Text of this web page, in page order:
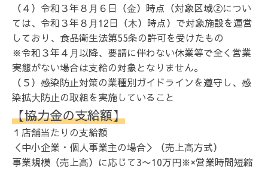
（４）令和３年８⽉６日（⾦）時点（対象区域②につい
ては、令和３年８⽉12日（⽊）時点）で対象施設を運営
しており、食品衛生法第55条の許可を受けたもの
※令和３年４⽉以降、要請に伴わない休業等で全く営業
実態がない場合は支給の対象となりません。
（５）感染防⽌対策の業種別ガイドラインを遵守し、感
染拡⼤防⽌の取組を実施していること
【協力金の支給額】
１店舗当たりの支給額
＜中小企業・個人事業主の場合＞（売上⾼方式）
事業規模（売上⾼）に応じて3〜10万円※×営業時間短縮